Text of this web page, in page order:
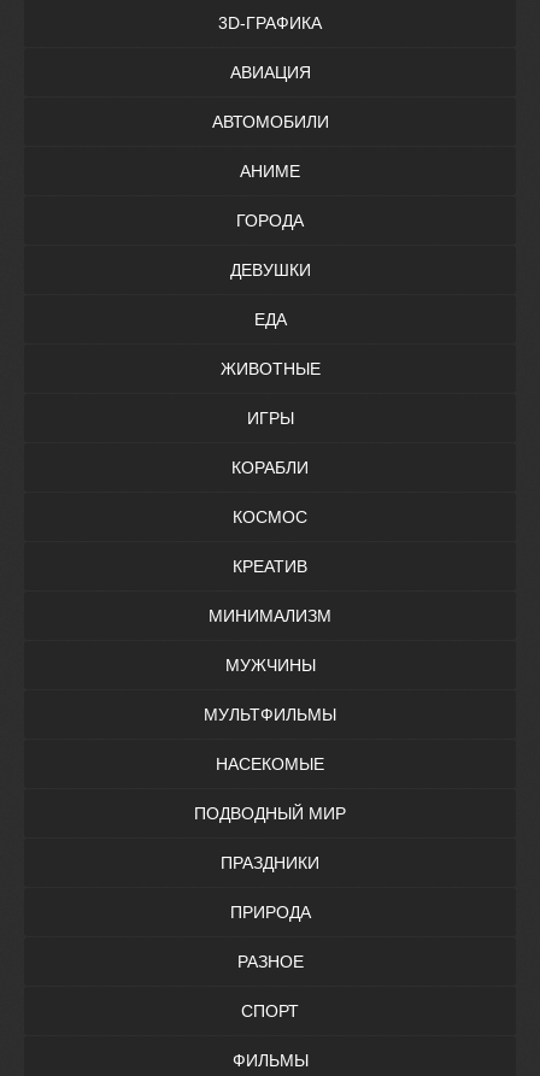
3D-ГРАФИКА
АВИАЦИЯ
АВТОМОБИЛИ
АНИМЕ
ГОРОДА
ДЕВУШКИ
ЕДА
ЖИВОТНЫЕ
ИГРЫ
КОРАБЛИ
КОСМОС
КРЕАТИВ
МИНИМАЛИЗМ
МУЖЧИНЫ
МУЛЬТФИЛЬМЫ
НАСЕКОМЫЕ
ПОДВОДНЫЙ МИР
ПРАЗДНИКИ
ПРИРОДА
РАЗНОЕ
СПОРТ
ФИЛЬМЫ